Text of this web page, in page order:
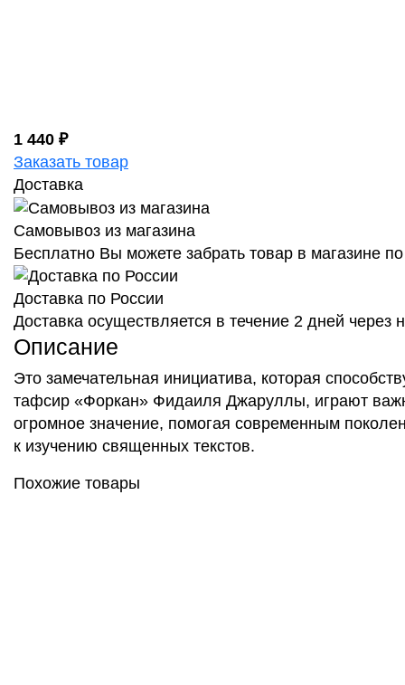
1 440 ₽
Заказать товар
Доставка
Самовывоз из магазина
Бесплатно Вы можете забрать товар в магазине
Доставка по России
Доставка осуществляется в течение 2 дней
Описание
Это замечательная инициатива, которая
тафсир «Форкан» Фидаиля Джаруллы, играют
огромное значение, помогая современным
к изучению священных текстов.
Похожие товары